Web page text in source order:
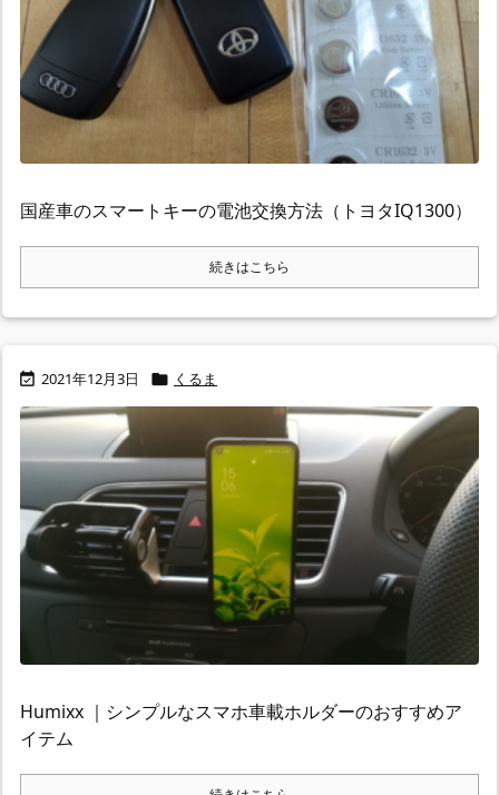
国産車のスマートキーの電池交換方法（トヨタIQ1300）
続きはこちら
 2021年12月3日  くるま
Humixx ｜シンプルなスマホ車載ホルダーのおすすめア
イテム